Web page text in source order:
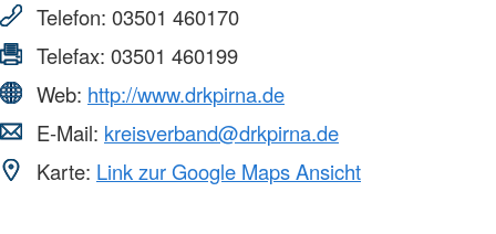
Telefon: 03501 460170
Telefax: 03501 460199
Web: http://www.drkpirna.de
E-Mail: kreisverband@drkpirna.de
Karte: Link zur Google Maps Ansicht